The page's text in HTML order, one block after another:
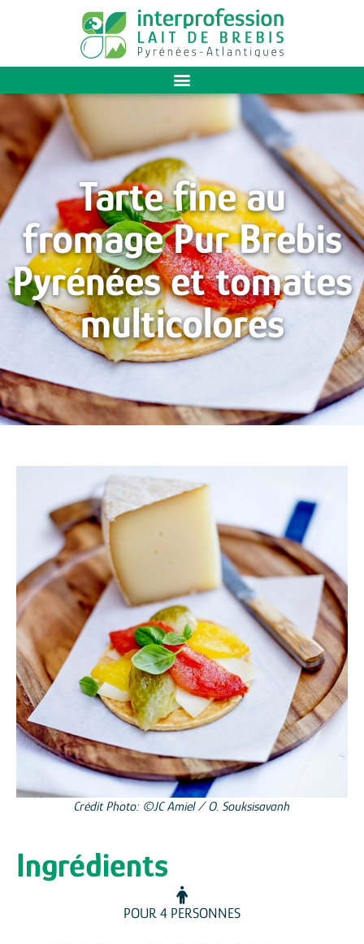
Tarte fine au
fromage Pur Brebis
Pyrénées et tomates
multicolores
Crédit Photo: ©JC Amiel / O. Souksisavanh
Ingrédients
POUR 4 PERSONNES